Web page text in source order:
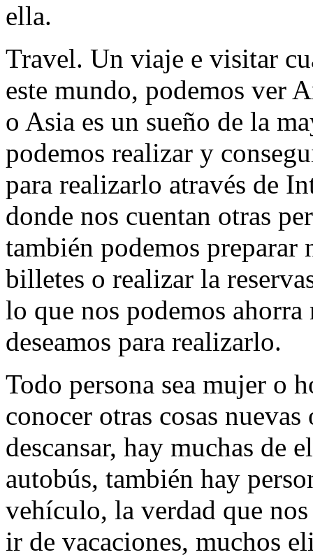
ella.
Travel. Un viaje e visitar
este mundo, podemos ver
o Asia es un sueño de la
podemos realizar y
para realizarlo através de
donde nos cuentan otras
también podemos
billetes o realizar la
lo que nos podemos
deseamos para realizarlo.
Todo persona sea mujer o
conocer otras cosas
descansar, hay muchas de
autobús, también hay
vehículo, la verdad que
ir de vacaciones, muchos